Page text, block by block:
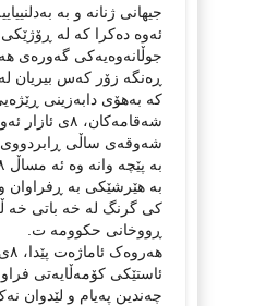
جیهانی ژنانە و بە
ئەوە دەکرا کە لە ڕۆژێکی
جوڵانەوەیەکی گەورەی
ڕەنگە زۆر کەس بیریان
کە بەهۆی دابەزینی
شەقامەکان، ٨ی
شەوقەی ساڵی ڕابردووی
به هێرشێکی به ڕفراوان
کی گرنگ له خه باتی خه
ڕووخانی حکوومه ت.
ئاستێکی کۆمەڵایەتی
چەندین پەیام و لێدوان